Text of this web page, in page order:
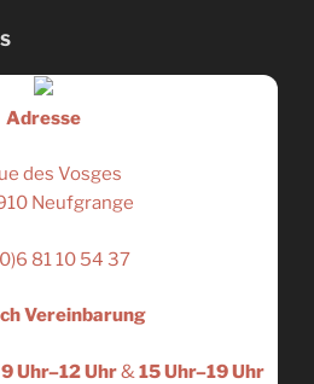
Adresse
des Vosges
Neufgrange
81 10 54 37
Vereinbarung
9 Uhr–12 Uhr&15 Uhr–19 Uhr